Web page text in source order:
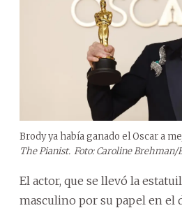
Brody ya había ganado el Oscar a
The Pianist. Foto: Caroline Brehman/
El actor, que se llevó la
masculino por su papel en el